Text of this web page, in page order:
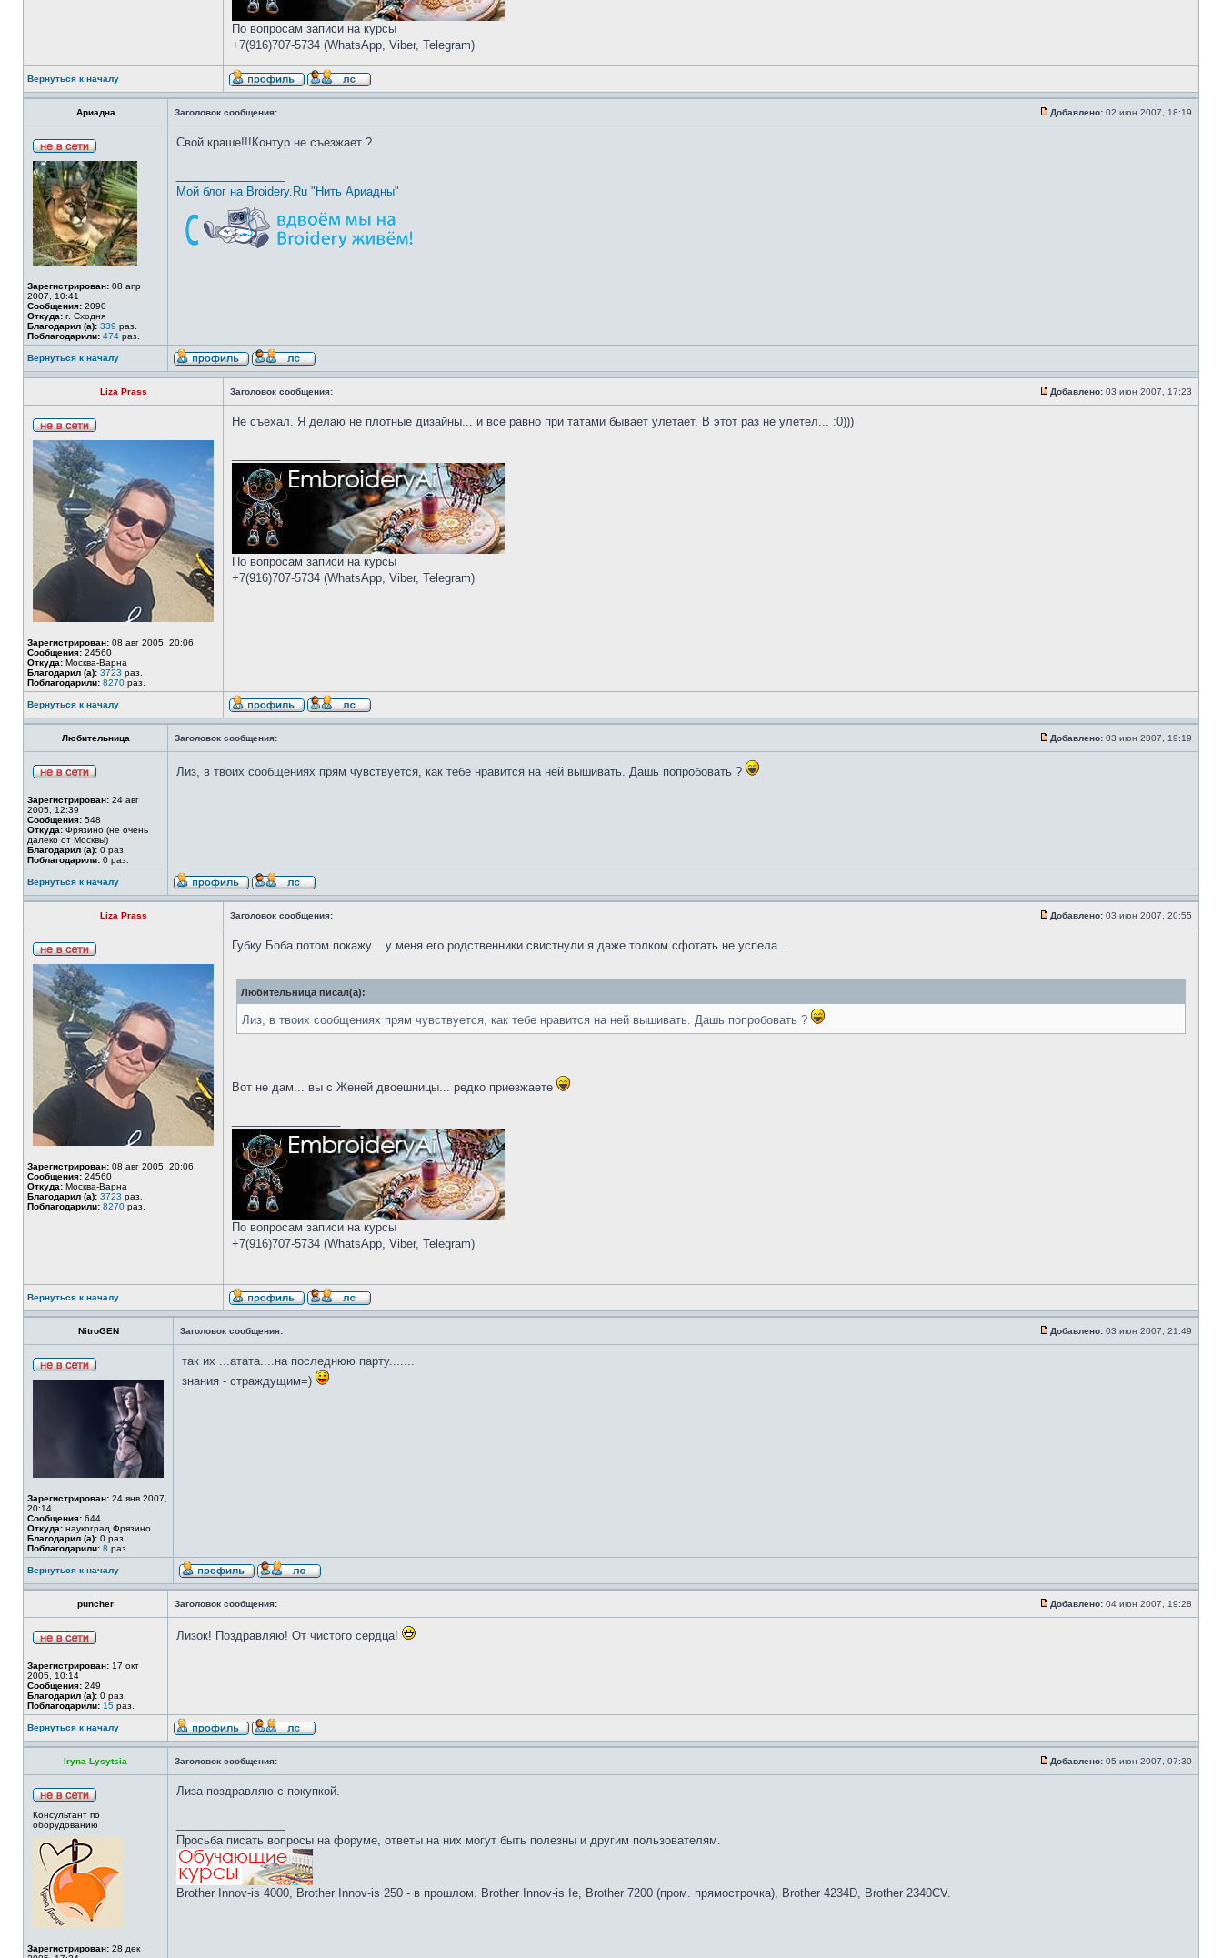
По вопросам записи на курсы
+7(916)707-5734 (WhatsApp, Viber, Telegram)
Вернуться к началу
Ариадна Заголовок сообщения: Добавлено: 02 июн 2007, 18:19
Зарегистрирован: 08 апр
2007, 10:41
Сообщения: 2090
Откуда: г. Сходня
Благодарил (а): 339 раз.
Поблагодарили: 474 раз.
Свой краше!!!Контур не съезжает ?
Мой блог на Broidery.Ru "Нить Ариадны"
Вернуться к началу
Liza Prass Заголовок сообщения: Добавлено: 03 июн 2007, 17:23
Зарегистрирован: 08 авг 2005, 20:06
Сообщения: 24560
Откуда: Москва-Варна
Благодарил (а): 3723 раз.
Поблагодарили: 8270 раз.
Не съехал. Я делаю не плотные дизайны... и все равно при татами бывает улетает. В этот раз не улетел... :0)))
По вопросам записи на курсы
+7(916)707-5734 (WhatsApp, Viber, Telegram)
Вернуться к началу
Любительница Заголовок сообщения: Добавлено: 03 июн 2007, 19:19
Зарегистрирован: 24 авг
2005, 12:39
Сообщения: 548
Откуда: Фрязино (не очень
далеко от Москвы)
Благодарил (а): 0 раз.
Поблагодарили: 0 раз.
Лиз, в твоих сообщениях прям чувствуется, как тебе нравится на ней вышивать. Дашь попробовать ?
Вернуться к началу
Liza Prass Заголовок сообщения: Добавлено: 03 июн 2007, 20:55
Зарегистрирован: 08 авг 2005, 20:06
Сообщения: 24560
Откуда: Москва-Варна
Благодарил (а): 3723 раз.
Поблагодарили: 8270 раз.
Губку Боба потом покажу... у меня его родственники свистнули я даже толком сфотать не успела...
Любительница писал(а):
Лиз, в твоих сообщениях прям чувствуется, как тебе нравится на ней вышивать. Дашь попробовать ?
Вот не дам... вы с Женей двоешницы... редко приезжаете
По вопросам записи на курсы
+7(916)707-5734 (WhatsApp, Viber, Telegram)
Вернуться к началу
NitroGEN Заголовок сообщения: Добавлено: 03 июн 2007, 21:49
Зарегистрирован: 24 янв 2007,
20:14
Сообщения: 644
Откуда: наукоград Фрязино
Благодарил (а): 0 раз.
Поблагодарили: 8 раз.
так их ...атата....на последнюю парту.......
знания - страждущим=)
Вернуться к началу
puncher Заголовок сообщения: Добавлено: 04 июн 2007, 19:28
Зарегистрирован: 17 окт
2005, 10:14
Сообщения: 249
Благодарил (а): 0 раз.
Поблагодарили: 15 раз.
Лизок! Поздравляю! От чистого сердца!
Вернуться к началу
Iryna Lysytsia Заголовок сообщения: Добавлено: 05 июн 2007, 07:30
Консультант по
оборудованию
Зарегистрирован: 28 дек
Лиза поздравляю с покупкой.
Просьба писать вопросы на форуме, ответы на них могут быть полезны и другим пользователям.
Brother Innov-is 4000, Brother Innov-is 250 - в прошлом. Brother Innov-is Ie, Brother 7200 (пром. прямострочка), Brother 4234D, Brother 2340CV.